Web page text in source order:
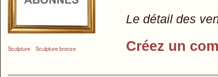
Sculpture Sculpture bronze
Le détail des
Créez un